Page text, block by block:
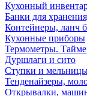
Кухонный
Банки для
Контейнеры, ланч
Кухонные приборы
Термометры.
Дуршлаги и сито
Ступки и
Тенденайзеры,
Открывалки,